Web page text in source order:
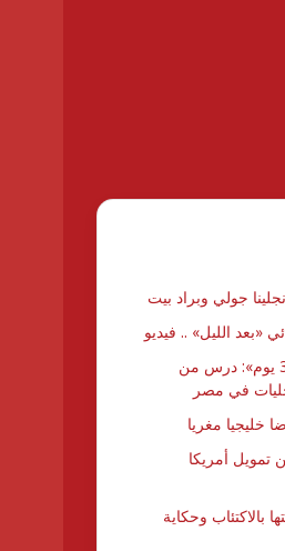
جولي وبراد بيت
«بعد الليل» .. فيديو
نجوى العشيري تكتب لـ « 30 يوم»: درس من
في مصر
خليجيا مغريا
تمويل أمريكا
بالاكتئاب وحكاية